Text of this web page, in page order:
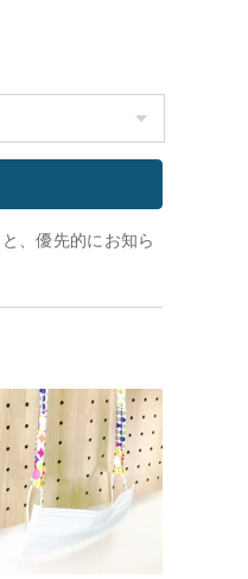
、優先的にお知ら